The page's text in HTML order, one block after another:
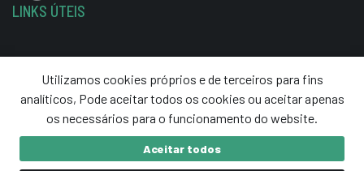
LINKS ÚTEIS
Termos e Condições
Resolução de Litígios
Utilizamos cookies próprios e de terceiros para fins
analíticos, Pode aceitar todos os cookies ou aceitar apenas
os necessários para o funcionamento do website.
Aceitar todos